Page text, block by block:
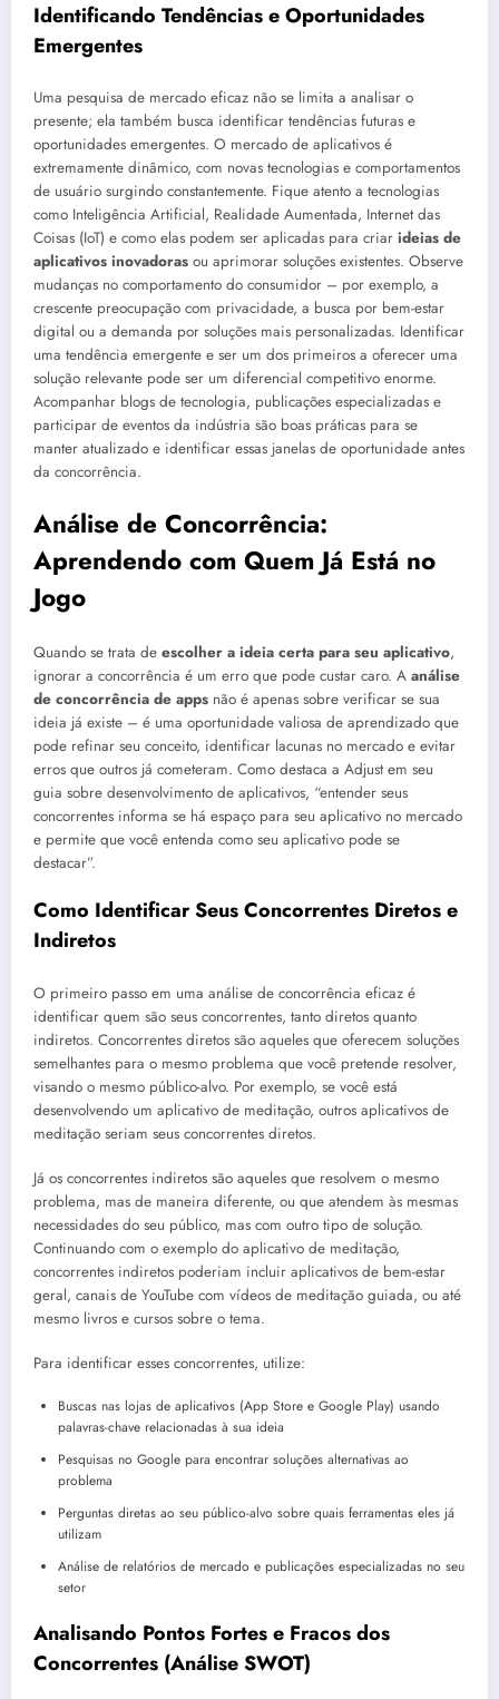
Identificando Tendências e Oportunidades
Emergentes
Uma pesquisa de mercado eficaz não se limita a analisar o
presente; ela também busca identificar tendências futuras e
oportunidades emergentes. O mercado de aplicativos é
extremamente dinâmico, com novas tecnologias e comportamentos
de usuário surgindo constantemente. Fique atento a tecnologias
como Inteligência Artificial, Realidade Aumentada, Internet das
Coisas (IoT) e como elas podem ser aplicadas para criar ideias de
aplicativos inovadoras ou aprimorar soluções existentes. Observe
mudanças no comportamento do consumidor – por exemplo, a
crescente preocupação com privacidade, a busca por bem-estar
digital ou a demanda por soluções mais personalizadas. Identificar
uma tendência emergente e ser um dos primeiros a oferecer uma
solução relevante pode ser um diferencial competitivo enorme.
Acompanhar blogs de tecnologia, publicações especializadas e
participar de eventos da indústria são boas práticas para se
manter atualizado e identificar essas janelas de oportunidade antes
da concorrência.
Análise de Concorrência:
Aprendendo com Quem Já Está no
Jogo
Quando se trata de escolher a ideia certa para seu aplicativo,
ignorar a concorrência é um erro que pode custar caro. A análise
de concorrência de apps não é apenas sobre verificar se sua
ideia já existe – é uma oportunidade valiosa de aprendizado que
pode refinar seu conceito, identificar lacunas no mercado e evitar
erros que outros já cometeram. Como destaca a Adjust em seu
guia sobre desenvolvimento de aplicativos, “entender seus
concorrentes informa se há espaço para seu aplicativo no mercado
e permite que você entenda como seu aplicativo pode se
destacar”.
Como Identificar Seus Concorrentes Diretos e
Indiretos
O primeiro passo em uma análise de concorrência eficaz é
identificar quem são seus concorrentes, tanto diretos quanto
indiretos. Concorrentes diretos são aqueles que oferecem soluções
semelhantes para o mesmo problema que você pretende resolver,
visando o mesmo público-alvo. Por exemplo, se você está
desenvolvendo um aplicativo de meditação, outros aplicativos de
meditação seriam seus concorrentes diretos.
Já os concorrentes indiretos são aqueles que resolvem o mesmo
problema, mas de maneira diferente, ou que atendem às mesmas
necessidades do seu público, mas com outro tipo de solução.
Continuando com o exemplo do aplicativo de meditação,
concorrentes indiretos poderiam incluir aplicativos de bem-estar
geral, canais de YouTube com vídeos de meditação guiada, ou até
mesmo livros e cursos sobre o tema.
Para identificar esses concorrentes, utilize:
Buscas nas lojas de aplicativos (App Store e Google Play) usando
palavras-chave relacionadas à sua ideia
Pesquisas no Google para encontrar soluções alternativas ao
problema
Perguntas diretas ao seu público-alvo sobre quais ferramentas eles já
utilizam
Análise de relatórios de mercado e publicações especializadas no seu
setor
Analisando Pontos Fortes e Fracos dos
Concorrentes (Análise SWOT)